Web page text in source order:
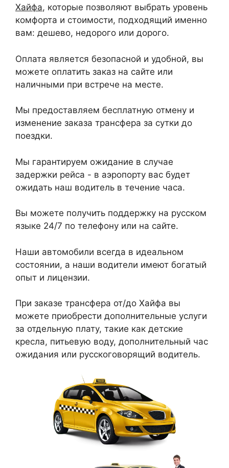
Хайфа, которые позволяют выбрать уровень
комфорта и стоимости, подходящий именно
вам: дешево, недорого или дорого.
Оплата является безопасной и удобной, вы
можете оплатить заказ на сайте или
наличными при встрече на месте.
Мы предоставляем бесплатную отмену и
изменение заказа трансфера за сутки до
поездки.
Мы гарантируем ожидание в случае
задержки рейса - в аэропорту вас будет
ожидать наш водитель в течение часа.
Вы можете получить поддержку на русском
языке 24/7 по телефону или на сайте.
Наши автомобили всегда в идеальном
состоянии, а наши водители имеют богатый
опыт и лицензии.
При заказе трансфера от/до Хайфа вы
можете приобрести дополнительные услуги
за отдельную плату, такие как детские
кресла, питьевую воду, дополнительный час
ожидания или русскоговорящий водитель.